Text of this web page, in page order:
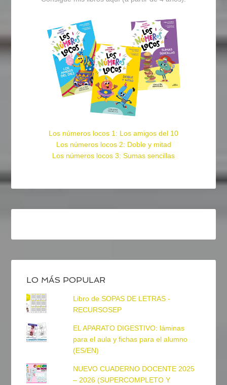
Los números locos 1: Los amigos del 10
Los números locos 2: Doble y mitad
Los números locos 3: Sumas sencillas
LO MÁS POPULAR
Libro de SOPAS DE LETRAS -
RECURSOSEP
EL APARATO DIGESTIVO: láminas
para el aula y fichas para el alumno
(ES/EN)
NUEVO CUADERNO DOCENTE 2025
– 2026 (SUPERCOMPLETO Y